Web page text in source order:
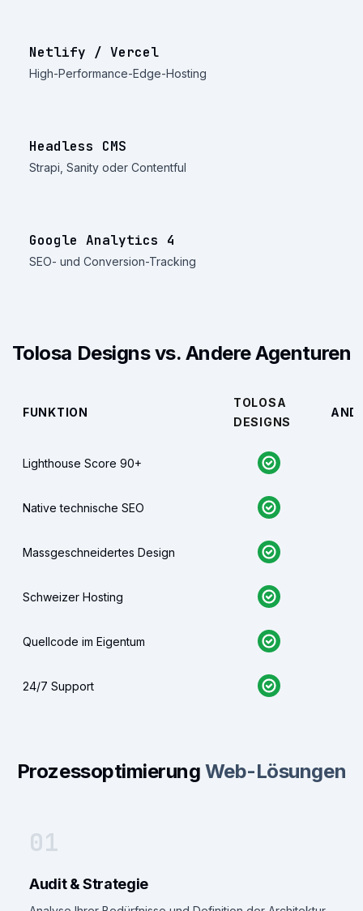
Netlify / Vercel
High-Performance-Edge-Hosting
Headless CMS
Strapi, Sanity oder Contentful
Google Analytics 4
SEO- und Conversion-Tracking
Tolosa Designs vs. Andere Agenturen
FUNKTION
TOLOSA
DESIGNS
Lighthouse Score 90+
Native technische SEO
Massgeschneidertes Design
Schweizer Hosting
Quellcode im Eigentum
24/7 Support
Prozessoptimierung Web-Lösungen
01
Audit & Strategie